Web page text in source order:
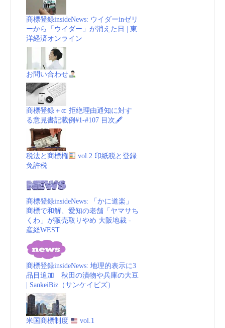
機
関
標
動
(embedded)
vol.1”
商標登録insideNews: ウイダーinゼリ
ーから「ウイダー」が消えた日 | 東
洋経済オンライン
お問い合わせ
商標登録＋α: 拒絶理由通知に対す
る意見書記載例#1-#107 目次🖋
税法と商標権
vol.2 印紙税と登録
免許税
商標登録insideNews: 「かに道楽」
商標で和解、愛知の老舗「ヤマサち
くわ」が販売取りやめ 大阪地裁 -
産経WEST
商標登録insideNews: 地理的表示に3
品目追加 秋田の漬物や兵庫の大豆
| SankeiBiz（サンケイビズ）
米国商標制度 vol.1